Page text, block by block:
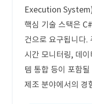
Execution
핵심 기술 스택은
건으로 요구됩니다.
시간 모니터링, 데
템 통합 등이 포함
제조 분야에서의 경